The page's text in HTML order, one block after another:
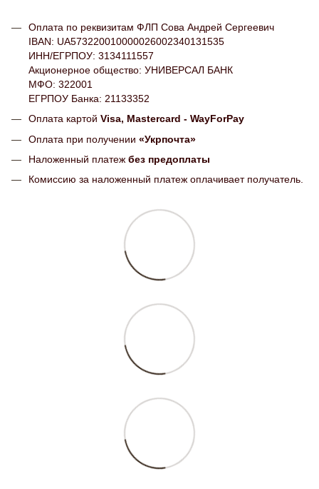
Оплата по реквизитам ФЛП Сова Андрей Сергеевич
IBAN: UA573220010000026002340131535
ИНН/ЕГРПОУ: 3134111557
Акционерное общество: УНИВЕРСАЛ БАНК
МФО: 322001
ЕГРПОУ Банка: 21133352
Оплата картой Visa, Mastercard - WayForPay
Оплата при получении «Укрпочта»
Наложенный платеж без предоплаты
Комиссию за наложенный платеж оплачивает получатель.